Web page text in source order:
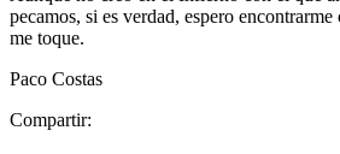
pecamos, si es verdad, espero
me toque.
Paco Costas
Compartir: